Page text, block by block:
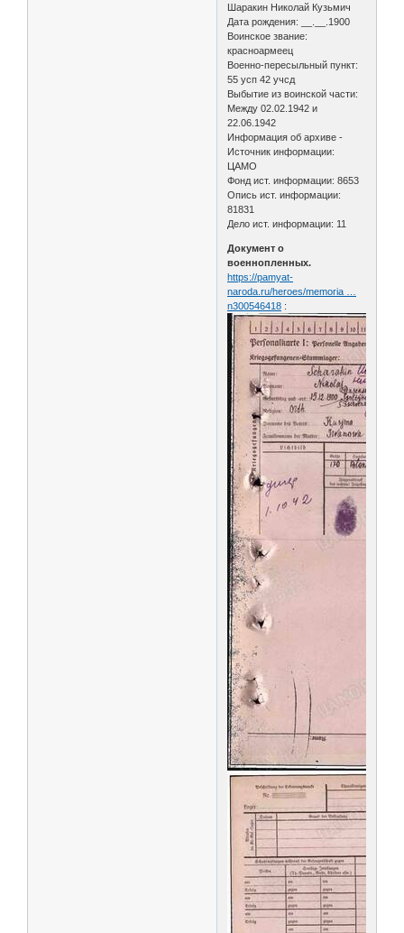
Шаракин Николай Кузьмич
Дата рождения: __.__.1900
Воинское звание:
красноармеец
Военно-пересыльный пункт:
55 усп 42 учсд
Выбытие из воинской части:
Между 02.02.1942 и
22.06.1942
Информация об архиве -
Источник информации:
ЦАМО
Фонд ист. информации: 8653
Опись ист. информации:
81831
Дело ист. информации: 11
Документ о
военнопленных.
https://pamyat-
naroda.ru/heroes/memoria …
n300546418 :